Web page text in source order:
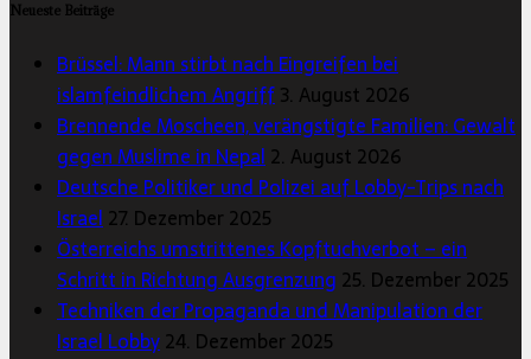
Neueste Beiträge
Brüssel: Mann stirbt nach Eingreifen bei
islamfeindlichem Angriff3. August 2026
Brennende Moscheen, verängstigte Familien: Gewalt
gegen Muslime in Nepal 2. August 2026
Deutsche Politiker und Polizei auf Lobby-Trips nach
Israel 27. Dezember 2025
Österreichs umstrittenes Kopftuchverbot – ein
Schritt in Richtung Ausgrenzung 25. Dezember 2025
Techniken der Propaganda und Manipulation der
Israel Lobby24. Dezember 2025